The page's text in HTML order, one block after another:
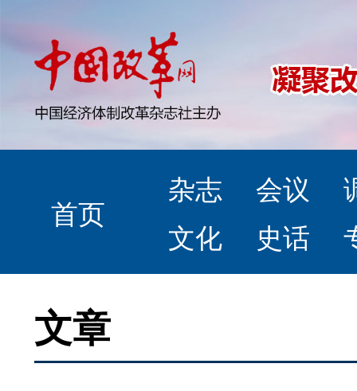
首页
杂志 会议
文化
史话
文章